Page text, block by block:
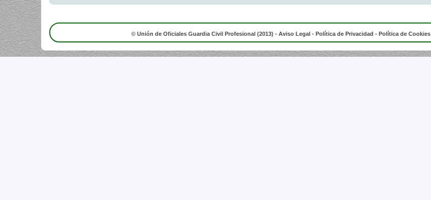
© Unión de Oficiales Guardia Civil Profesional (2013) - Aviso Legal - Política de Privacidad - Política de Cookies